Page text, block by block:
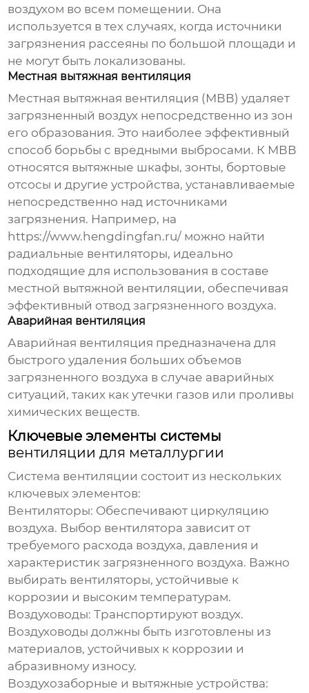
воздухом во всем помещении. Она
используется в тех случаях, когда источники
загрязнения рассеяны по большой площади и
не могут быть локализованы.
Местная вытяжная вентиляция
Местная вытяжная вентиляция (МВВ) удаляет
загрязненный воздух непосредственно из зон
его образования. Это наиболее эффективный
способ борьбы с вредными выбросами. К МВВ
относятся вытяжные шкафы, зонты, бортовые
отсосы и другие устройства, устанавливаемые
непосредственно над источниками
загрязнения. Например, на
https://www.hengdingfan.ru/ можно найти
радиальные вентиляторы, идеально
подходящие для использования в составе
местной вытяжной вентиляции, обеспечивая
эффективный отвод загрязненного воздуха.
Аварийная вентиляция
Аварийная вентиляция предназначена для
быстрого удаления больших объемов
загрязненного воздуха в случае аварийных
ситуаций, таких как утечки газов или проливы
химических веществ.
Ключевые элементы системы
вентиляции для металлургии
Система вентиляции состоит из нескольких
ключевых элементов:
Вентиляторы: Обеспечивают циркуляцию
воздуха. Выбор вентилятора зависит от
требуемого расхода воздуха, давления и
характеристик загрязненного воздуха. Важно
выбирать вентиляторы, устойчивые к
коррозии и высоким температурам.
Воздуховоды: Транспортируют воздух.
Воздуховоды должны быть изготовлены из
материалов, устойчивых к коррозии и
абразивному износу.
Воздухозаборные и вытяжные устройства: